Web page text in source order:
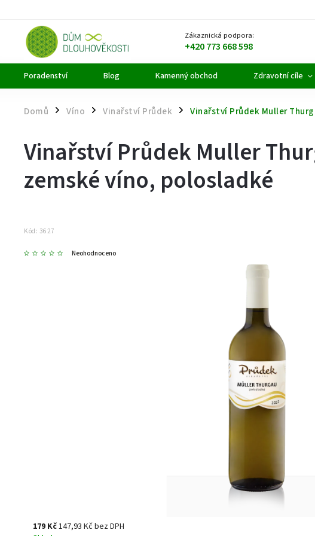
Zákaznická podpora:
+420 773 668 598
Poradenství Blog Kamenný obchod Zdravotní cíle
Domů / Víno / Vinařství Průdek / Vinařství Průdek Muller
Vinařství Průdek Muller
zemské víno, polosladké
Kód: 3627
Neohodnoceno
179 Kč147,93 Kč bez DPH